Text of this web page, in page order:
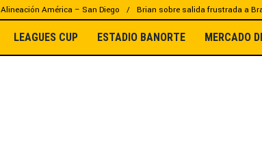
Alineación América – San Diego Brian sobre salida frustrada a
LEAGUES CUP ESTADIO BANORTE MERCADO